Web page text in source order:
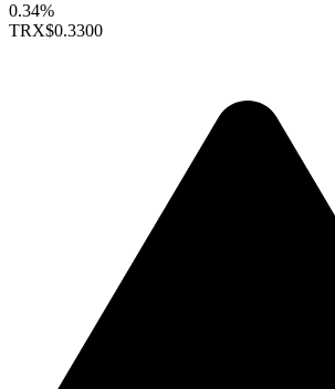
0.34%
TRX$0.3300